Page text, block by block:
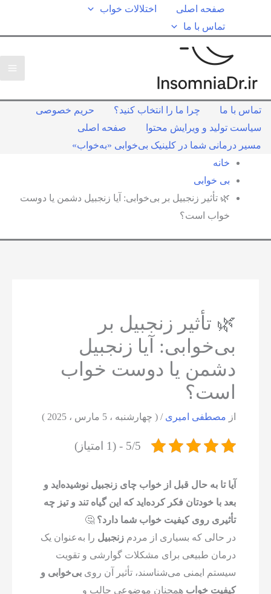
صفحه اصلی
اختلالات خواب
تماس با ما
تماس با ما چرا ما را انتخاب کنید؟
حریم خصوصی
سیاست تولید و ویرایش محتوا
صفحه اصلی
مسیر درمانی شما در کلینیک بی‌خوابی «به‌خواب»
خانه
بی خوابی
🌿 تأثیر زنجبیل بر بی‌خوابی: آیا زنجبیل دشمن یا دوست
خواب است؟
🌿 تأثیر زنجبیل بر
بی‌خوابی: آیا زنجبیل
دشمن یا دوست خواب
است؟
از مصطفی امیری/( چهارشنبه ، 5 مارس ، 2025 )
5/5 - (1 امتیاز)
آیا تا به حال قبل از خواب چای زنجبیل نوشیده‌اید و
بعد با خودتان فکر کرده‌اید که این گیاه تند و تیز چه
تأثیری روی کیفیت خواب شما دارد؟ 🤔
در حالی که بسیاری از مردمزنجبیل را به‌عنوان یک
درمان طبیعی برای مشکلات گوارشی و تقویت
سیستم ایمنی می‌شناسند، تأثیر آن رویبی‌خوابی و
کیفیت خواب همچنان موضوعی جالب و